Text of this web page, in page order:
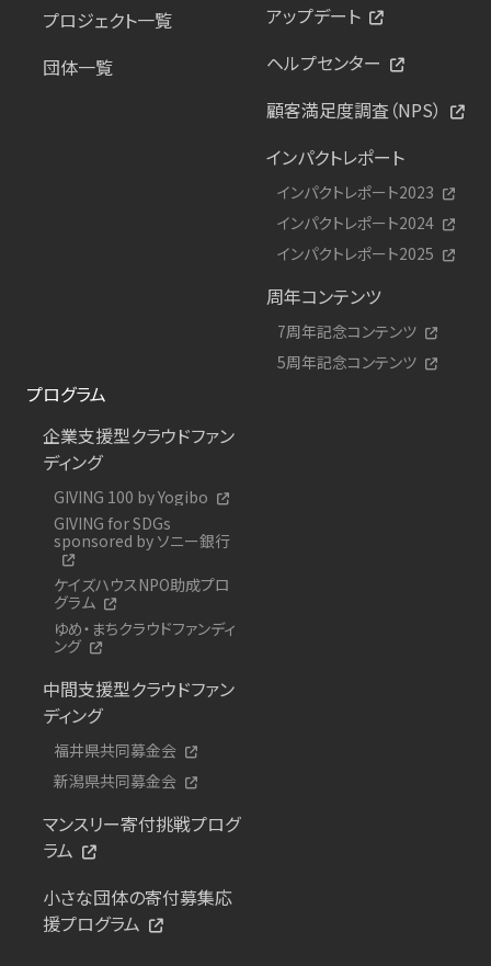
プロジェクト一覧
団体一覧
アップデート
ヘルプセンター
顧客満足度調査（NPS）
インパクトレポート
インパクトレポート2023
インパクトレポート2024
インパクトレポート2025
周年コンテンツ
7周年記念コンテンツ
5周年記念コンテンツ
プログラム
企業支援型クラウドファン
ディング
GIVING 100 by Yogibo
GIVING for SDGs
sponsored by ソニー銀行
ケイズハウスNPO助成プロ
グラム
ゆめ・まちクラウドファンディ
ング
中間支援型クラウドファン
ディング
福井県共同募金会
新潟県共同募金会
マンスリー寄付挑戦プログ
ラム
小さな団体の寄付募集応
援プログラム